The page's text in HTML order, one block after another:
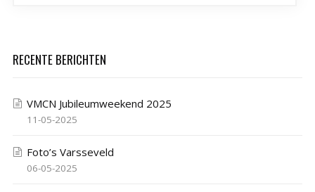
RECENTE BERICHTEN
VMCN Jubileumweekend 2025
11-05-2025
Foto’s Varsseveld
06-05-2025